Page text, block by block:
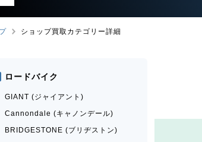
ショップ買取カテゴリー詳細
ロードバイク
GIANT (ジャイアント)
Cannondale (キャノンデール)
BRIDGESTONE (ブリヂストン)